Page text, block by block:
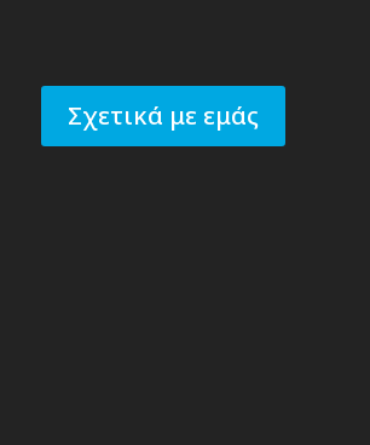
Σχετικά με εμάς